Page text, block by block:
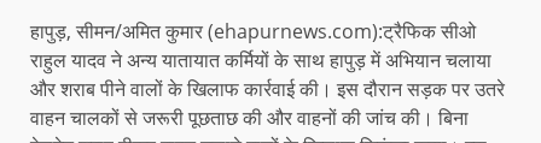
हापुड़, सीमन/अमित कुमार (ehapurnews.com):ट्रैफिक सीओ
राहुल यादव ने अन्य यातायात कर्मियों के साथ हापुड़ में अभियान चलाया
और शराब पीने वालों के खिलाफ कार्रवाई की। इस दौरान सड़क पर उतरे
वाहन चालकों से जरूरी पूछताछ की और वाहनों की जांच की। बिना